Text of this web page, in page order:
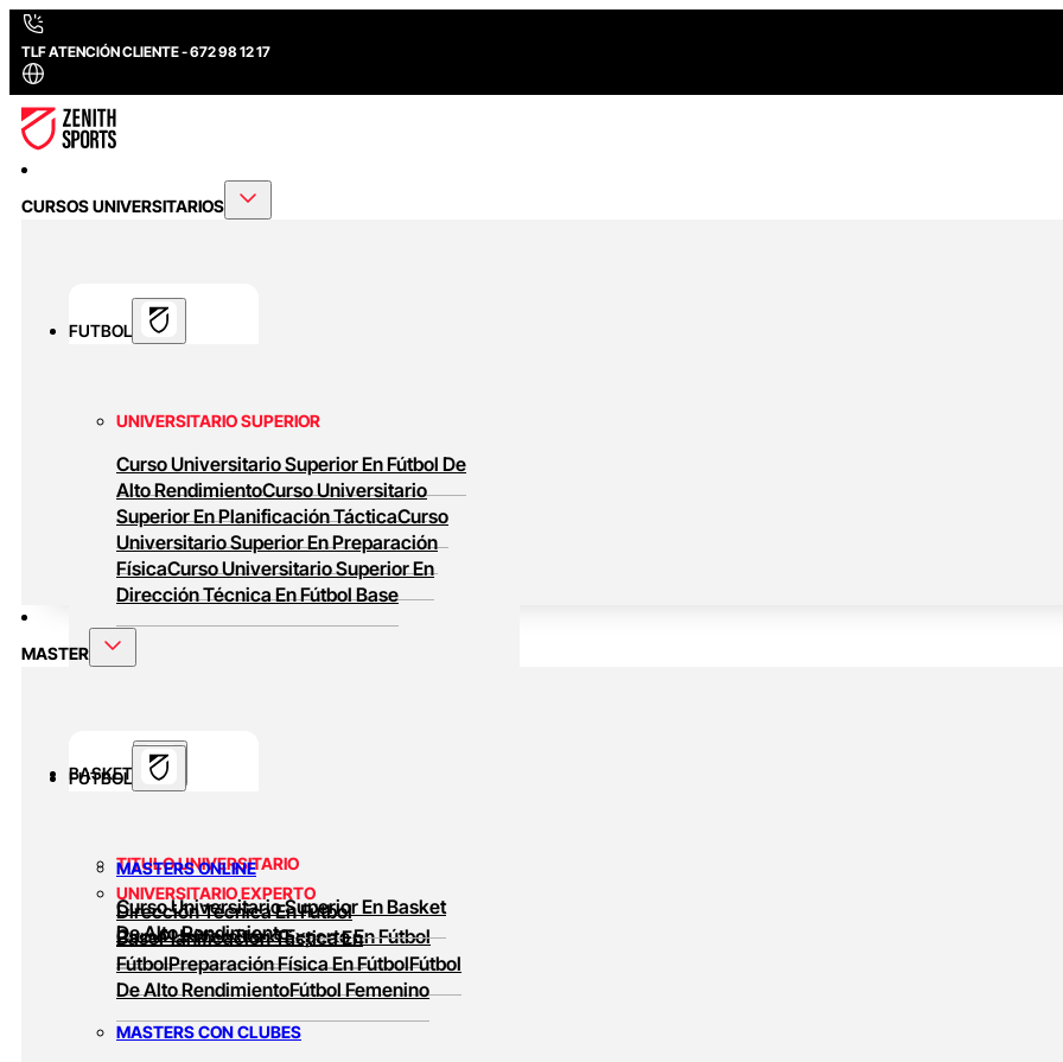
TLF ATENCIÓN CLIENTE - 672 98 12 17
CURSOS UNIVERSITARIOS
FUTBOL
UNIVERSITARIO SUPERIOR
Curso Universitario Superior En Fútbol De
Alto RendimientoCurso Universitario
Superior En Planificación TácticaCurso
Universitario Superior En Preparación
FísicaCurso Universitario Superior En
Dirección Técnica En Fútbol Base
UNIVERSITARIO EXPERTO
Curso Universitario Experto En Fútbol
BASKET
TITULO UNIVERSITARIO
Curso Universitario Superior En Basket
De Alto Rendimiento
MASTER
FUTBOL
MASTERS ONLINE
Dirección Técnica En Fútbol
BasePlanificación Táctica En
FútbolPreparación Física En FútbolFútbol
De Alto RendimientoFútbol Femenino
MASTERS CON CLUBES